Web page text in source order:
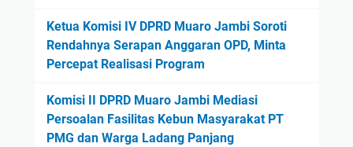
Ketua Komisi IV DPRD Muaro Jambi Soroti
Rendahnya Serapan Anggaran OPD, Minta
Percepat Realisasi Program
Komisi II DPRD Muaro Jambi Mediasi
Persoalan Fasilitas Kebun Masyarakat PT
PMG dan Warga Ladang Panjang